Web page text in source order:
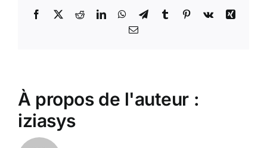
Facebook
X RedditLinkedInWhatsApp
TelegramTumblr Pinterest
Vk
Xing
Email
À propos de l'auteur :
iziasys